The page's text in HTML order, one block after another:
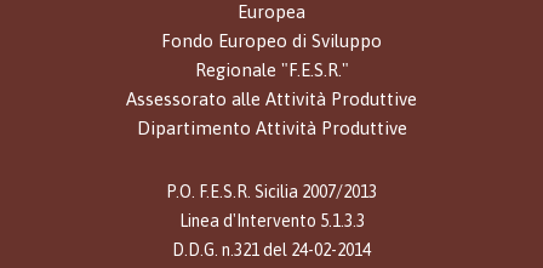
Europea
Fondo Europeo di Sviluppo
Regionale "F.E.S.R."
Assessorato alle Attività Produttive
Dipartimento Attività Produttive
P.O. F.E.S.R. Sicilia 2007/2013
Linea d'Intervento 5.1.3.3
D.D.G. n.321 del 24-02-2014